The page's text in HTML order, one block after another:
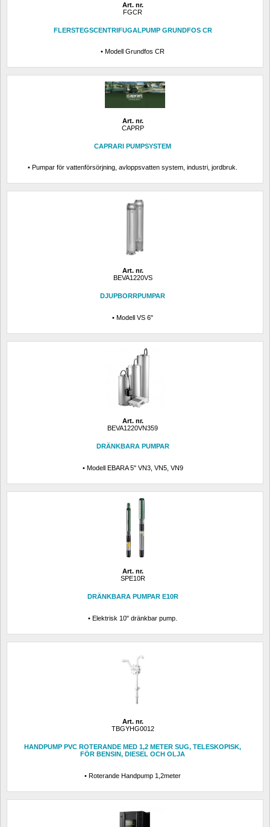
Art. nr.
FGCR
FLERSTEGSCENTRIFUGALPUMP GRUNDFOS CR
• Modell Grundfos CR
Art. nr.
CAPRP
CAPRARI PUMPSYSTEM
• Pumpar för vattenförsörjning, avloppsvatten system, industri, jordbruk.
Art. nr.
BEVA1220VS
DJUPBORRPUMPAR
• Modell VS 6"
Art. nr.
BEVA1220VN359
DRÄNKBARA PUMPAR
• Modell EBARA 5" VN3, VN5, VN9
Art. nr.
SPE10R
DRÄNKBARA PUMPAR E10R
• Elektrisk 10" dränkbar pump.
Art. nr.
TBGYHG0012
HANDPUMP PVC ROTERANDE MED 1,2 METER SUG, TELESKOPISK,
FÖR BENSIN, DIESEL OCH OLJA
• Roterande Handpump 1,2meter